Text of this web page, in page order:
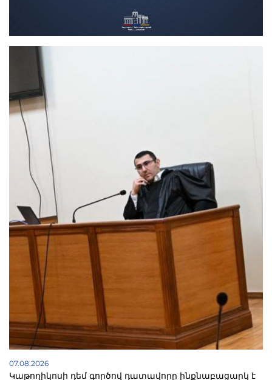
07.08.2026
Կաթողիկոսի դեմ գործով դատավորը ինքնաբացարկ է